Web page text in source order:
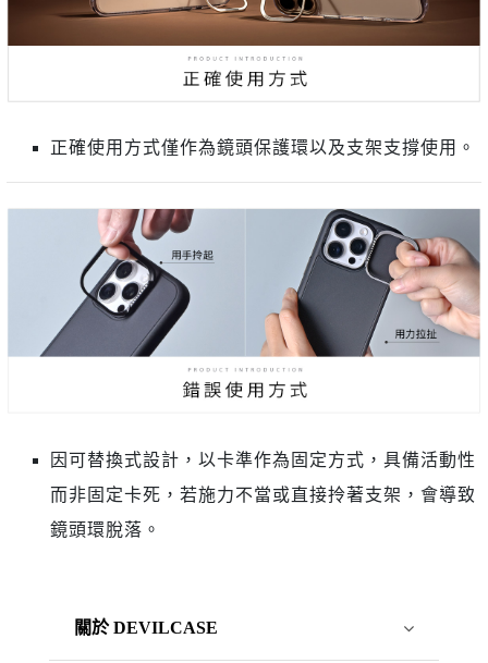
正確使用方式僅作為鏡頭保護環以及支架支撐使用。
因可替換式設計，以卡準作為固定方式，具備活動性
而非固定卡死，若施力不當或直接拎著支架，會導致
鏡頭環脫落。
關於 DEVILCASE